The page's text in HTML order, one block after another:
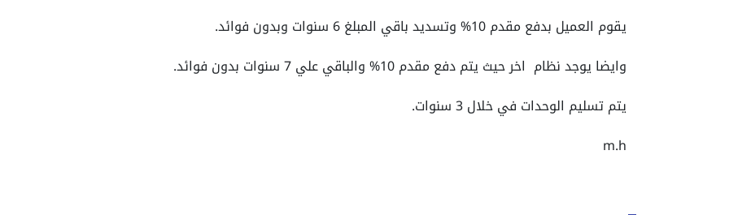
يقوم العميل بدفع مقدم 10% وتسديد باقي المبلغ 6 سنوات وبدون فوائد.
وايضا يوجد نظام اخر حيث يتم دفع مقدم 10% والباقي علي 7 سنوات بدون فوائد.
يتم تسليم الوحدات في خلال 3 سنوات.
m.h